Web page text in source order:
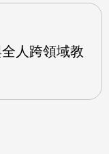
人跨領域教